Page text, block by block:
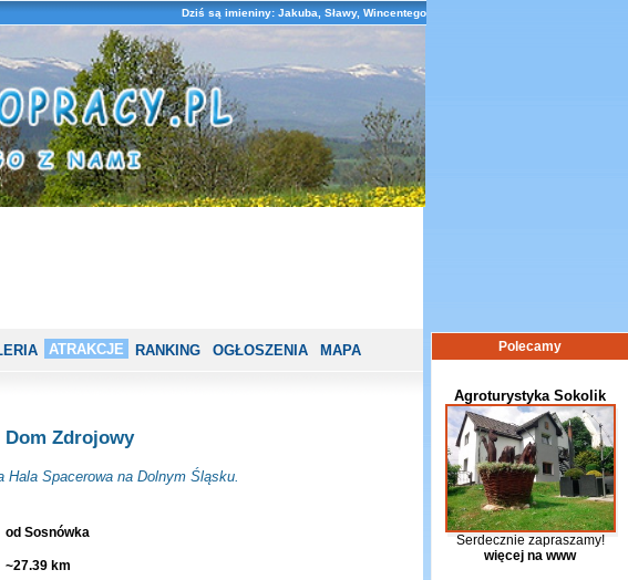
Dziś są imieniny: Jakuba, Sławy, Wincentego
ATRAKCJE RANKING OGŁOSZENIA MAPA
Dom Zdrojowy
Hala Spacerowa na Dolnym Śląsku.
od Sosnówka
~27.39 km
Polecamy
Agroturystyka Sokolik
Serdecznie zapraszamy!
więcej na www